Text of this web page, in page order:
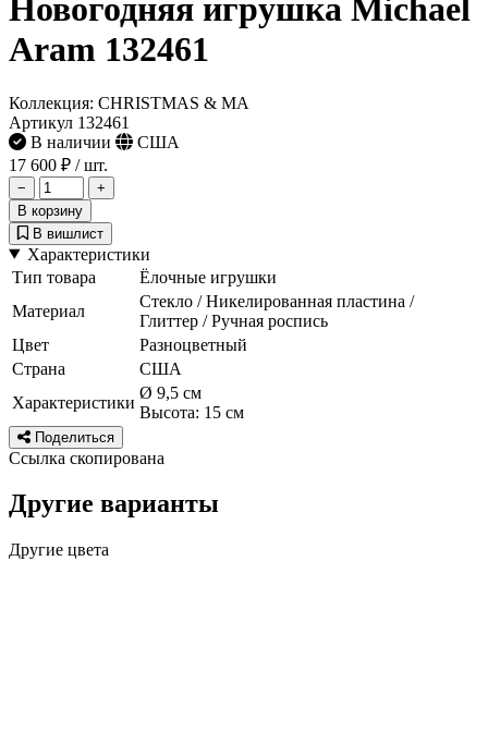
Новогодняя игрушка Michael
Aram 132461
Коллекция: CHRISTMAS & MA
Артикул 132461
В наличии
США
17 600 ₽ / шт.
−
+
В корзину
В вишлист
Характеристики
Тип товара
Ёлочные игрушки
Материал
Стекло / Никелированная пластина /
Глиттер / Ручная роспись
Цвет
Разноцветный
Страна
США
Характеристики
Ø 9,5 см
Высота: 15 см
Поделиться
Ссылка скопирована
Другие варианты
Другие цвета